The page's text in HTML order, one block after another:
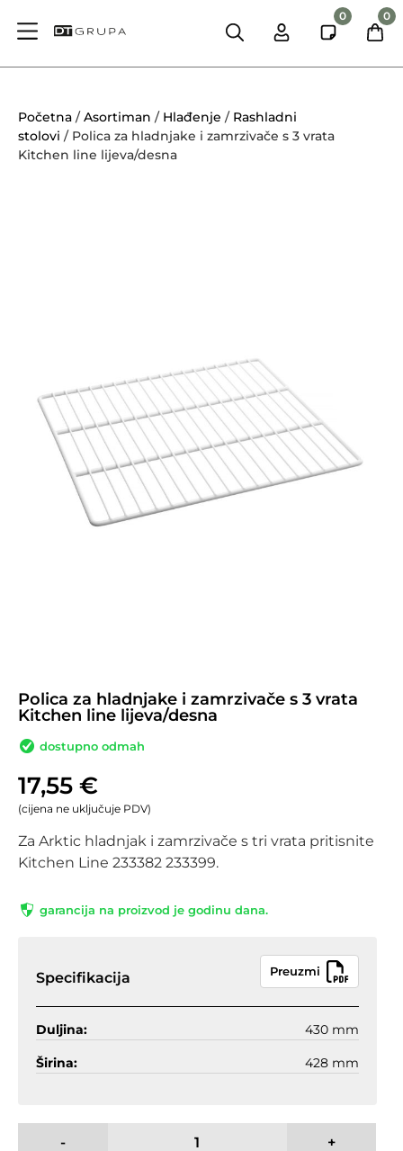
0 0
Početna /Asortiman / Hlađenje / Rashladni
stolovi / Polica za hladnjake i zamrzivače s 3 vrata
Kitchen line lijeva/desna
Polica za hladnjake i zamrzivače s 3 vrata
Kitchen line lijeva/desna
dostupno odmah
17,55 €
(cijena ne uključuje PDV)
Za Arktic hladnjak i zamrzivače s tri vrata pritisnite
Kitchen Line 233382 233399.
garancija na proizvod je godinu dana.
Specifikacija Preuzmi
Duljina: 430 mm
Širina: 428 mm
- +